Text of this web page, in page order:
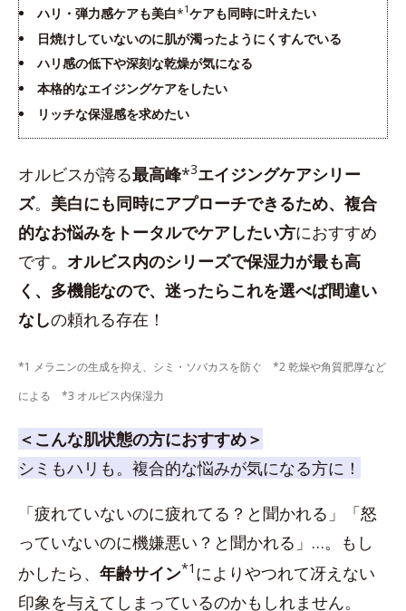
ハリ・弾力感ケアも美白*1ケアも同時に叶えたい
日焼けしていないのに肌が濁ったようにくすんでいる
ハリ感の低下や深刻な乾燥が気になる
本格的なエイジングケアをしたい
リッチな保湿感を求めたい
オルビスが誇る最高峰*3エイジングケアシリー
ズ。 美白にも同時にアプローチできるため、複合
的なお悩みをトータルでケアしたい方におすすめ
です。 オルビス内のシリーズで保湿力が最も高
く、多機能なので、迷ったらこれを選べば間違い
なしの頼れる存在！
*1 メラニンの生成を抑え、シミ・ソバカスを防ぐ *2 乾燥や角質肥厚など
による *3 オルビス内保湿力
＜こんな肌状態の方におすすめ＞
シミもハリも。複合的な悩みが気になる方に！
「疲れていないのに疲れてる？と聞かれる」「怒
っていないのに機嫌悪い？と聞かれる」…。もし
かしたら、 年齢サイン*1 によりやつれて冴えない
印象を与えてしまっているのかもしれません。